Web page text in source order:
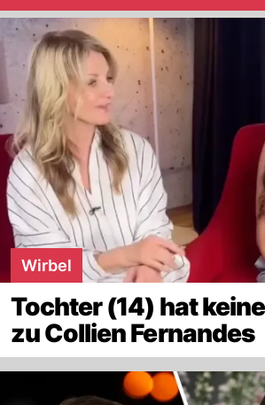
Wirbel
Tochter (14) hat
zu Collien Fernandes